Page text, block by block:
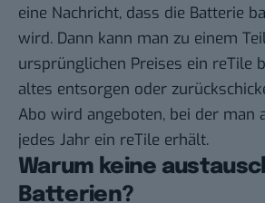
eine Nachricht, dass die Batterie
wird. Dann kann man zu einem
ursprünglichen Preises ein reTile
altes entsorgen oder
Abo wird angeboten, bei der man
jedes Jahr ein reTile erhält.
Warum keine
Batterien?